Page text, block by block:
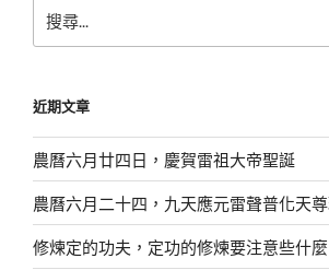
尋
字:
近期文章
農曆六月廿四日，慶賀雷祖大帝聖誕
農曆六月二十四，九天應元雷聲普化天
修煉定的功夫，定功的修煉要注意些什麼